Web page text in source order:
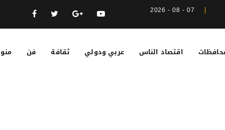
07 - 08 - 2026
اقتصاد الناس عربي ودولي ثقافة فن